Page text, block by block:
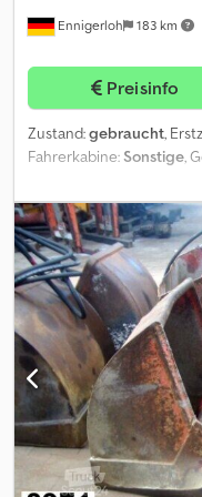
einer der größten
Interne-Nr.: JW10GC =
Verwendungszweck:
Ennigerloh 183 km
Preisinfo
Zustand:gebraucht,
Fahrerkabine:Sonstige,
Russian / English /
German - Credpfx
Überführung zum Hafen
Ausstattung Preis auf
Hacken Typ 202 bar